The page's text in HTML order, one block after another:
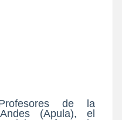
de la
(Apula), el